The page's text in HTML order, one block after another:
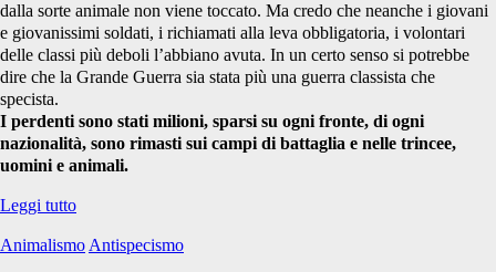
dalla sorte animale non viene toccato. Ma credo che neanche i giovani
e giovanissimi soldati, i richiamati alla leva obbligatoria, i volontari
delle classi più deboli l’abbiano avuta. In un certo senso si potrebbe
dire che la Grande Guerra sia stata più una guerra classista che
specista.
I perdenti sono stati milioni, sparsi su ogni fronte, di ogni
nazionalità, sono rimasti sui campi di battaglia e nelle trincee,
uomini e animali.
Leggi tuttoNon
scelta
Animalismo Antispecismo